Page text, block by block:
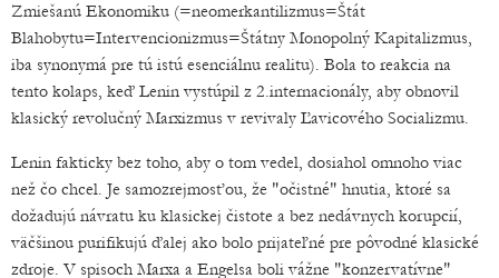
Zmiešanú Ekonomiku (=neomerkantilizmus=Štát
Blahobytu=Intervencionizmus=Štátny Monopolný Kapitalizmus,
iba synonymá pre tú istú esenciálnu realitu). Bola to reakcia na
tento kolaps, keď Lenin vystúpil z 2.internacionály, aby obnovil
klasický revolučný Marxizmus v revivaly Ľavicového Socializmu.
Lenin fakticky bez toho, aby o tom vedel, dosiahol omnoho viac
než čo chcel. Je samozrejmosťou, že "očistné" hnutia, ktoré sa
dožadujú návratu ku klasickej čistote a bez nedávnych korupcií,
väčšinou purifikujú ďalej ako bolo prijateľné pre pôvodné klasické
zdroje. V spisoch Marxa a Engelsa boli vážne "konzervatívne"